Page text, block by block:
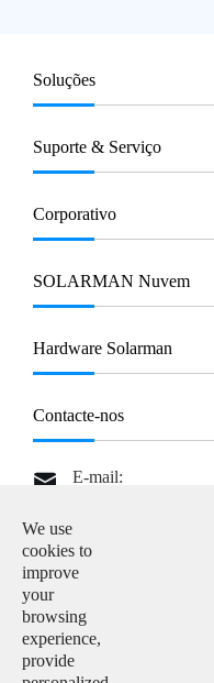
Soluções
Suporte & Serviço
Corporativo
SOLARMAN Nuvem
Hardware Solarman
Contacte-nos

E-mail:


Building H4, China
No. 6, Jingxian
We use
cookies to
improve
your
browsing
experience,
provide